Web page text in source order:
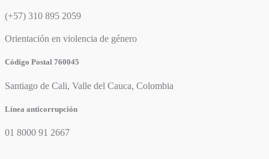
(+57) 310 895 2059
Orientación en violencia de género
Código Postal 760045
Santiago de Cali, Valle del Cauca, Colombia
Línea anticorrupción
01 8000 91 2667